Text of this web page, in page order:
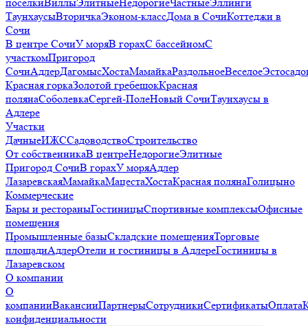
ТаунхаусыВторичкаЭконом-классДома в СочиКоттеджи в
Сочи
В центре СочиУ моряВ горахС бассейномС
участкомПригород
СочиАдлерДагомысХостаМамайкаРаздольноеВеселое
Красная горкаЗолотой гребешокКрасная
полянаСоболевкаСергей-ПолеНовый СочиТаунхаусы в
Адлере
Участки
ДачныеИЖССадоводствоСтроительство
От собственникаВ центреНедорогиеЭлитные
Пригород СочиВ горахУ моряАдлер
ЛазаревскаяМамайкаМацестаХостаКрасная полянаГолицыно
Коммерческие
Бары и рестораныГостиницыСпортивные комплексыОфисные
помещения
Промышленные базыСкладские помещенияТорговые
площадиАдлерОтели и гостиницы в АдлереГостиницы в
Лазаревском
О компании
О
компанииВакансииПартнерыСотрудникиСертификатыОплата
конфиденциальности